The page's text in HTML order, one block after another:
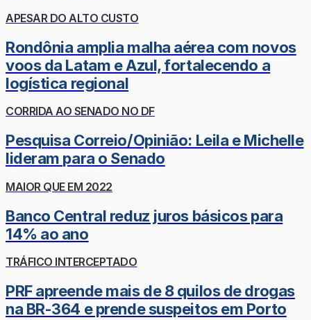
APESAR DO ALTO CUSTO
Rondônia amplia malha aérea com novos
voos da Latam e Azul, fortalecendo a
logística regional
CORRIDA AO SENADO NO DF
Pesquisa Correio/Opinião: Leila e Michelle
lideram para o Senado
MAIOR QUE EM 2022
Banco Central reduz juros básicos para
14% ao ano
TRÁFICO INTERCEPTADO
PRF apreende mais de 8 quilos de drogas
na BR-364 e prende suspeitos em Porto